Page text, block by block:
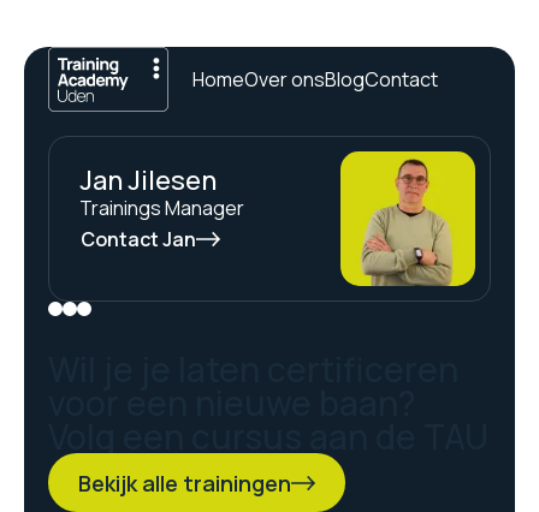
HomeOver onsBlogContact
Jan Jilesen
Trainings Manager
Contact Jan
Bekijk alle trainingen